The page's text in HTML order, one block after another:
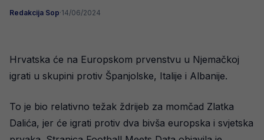
Redakcija Sop·14/06/2024
Hrvatska će na Europskom prvenstvu u Njemačkoj
igrati u skupini protiv Španjolske, Italije i Albanije.
To je bio relativno težak ždrijeb za momčad Zlatka
Dalića, jer će igrati protiv dva bivša europska i svjetska